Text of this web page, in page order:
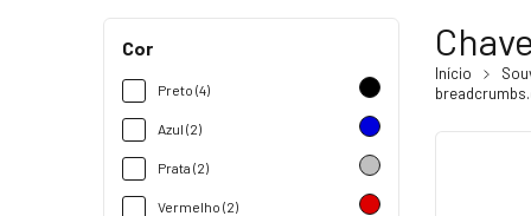
Cor
Preto (4)
Azul (2)
Prata (2)
Vermelho (2)
Início